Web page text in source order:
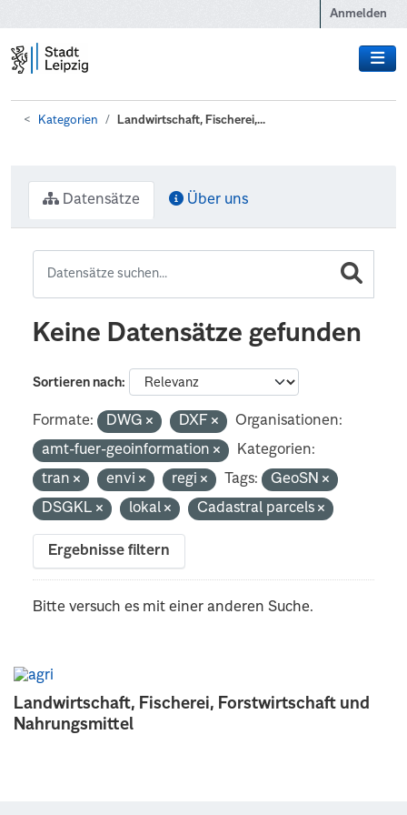
Anmelden
Kategorien Landwirtschaft, Fischerei,...
Landwirtschaft, Fischerei, Forstwirtschaft und
Nahrungsmittel
Datensätze Über uns
Keine Datensätze gefunden
Sortieren nach
Formate: DWG DXF
Organisationen:
amt-fuer-geoinformation
Kategorien:
tran
envi regi Tags:
GeoSN
DSGKL
lokal Cadastral parcels
Ergebnisse filtern
Bitte versuch es mit einer anderen Suche.